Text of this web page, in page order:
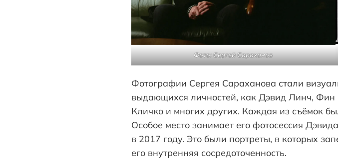
Фото: Сергей Сараханов
Фотографии Сергея Сараханова стали
выдающихся личностей, как Дэвид Линч,
Кличко и многих других. Каждая из съёмок
Особое место занимает его фотосессия
в 2017 году. Это были портреты, в которых
его внутренняя сосредоточенность.